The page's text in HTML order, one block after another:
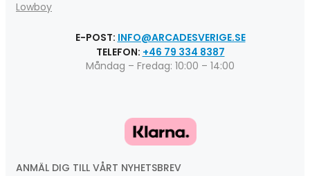
Lowboy
E-POST: INFO@ARCADESVERIGE.SE
TELEFON: +46 79 334 8387
Måndag – Fredag: 10:00 – 14:00
ANMÄL DIG TILL VÅRT NYHETSBREV